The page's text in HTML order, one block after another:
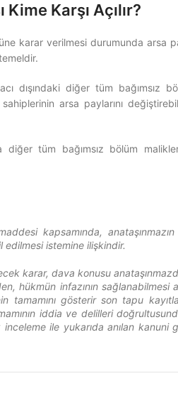
Karşı Açılır?
karar verilmesi durumunda arsa
dışındaki diğer tüm bağımsız
arsa paylarını
diğer tüm bağımsız bölüm
kapsamında,
istemine ilişkindir.
karar, dava konusu
hükmün infazının sağlanabilmesi
tamamını gösterir son tapu
iddia ve delilleri
ile yukarıda anılan kanuni